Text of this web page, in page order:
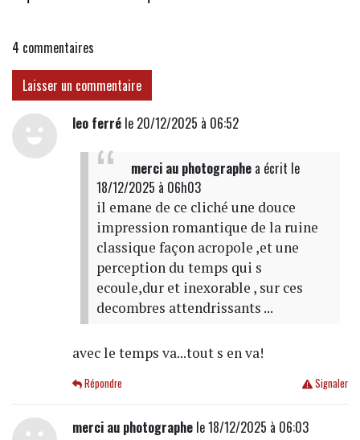
4 commentaires
Laisser un commentaire
leo ferréle 20/12/2025 à 06:52
merci au photographea écrit le
18/12/2025 à 06h03
il emane de ce cliché une douce
impression romantique de la ruine
classique façon acropole ,et une
perception du temps qui s
ecoule,dur et inexorable , sur ces
decombres attendrissants ...
avec le temps va...tout s en va!
Signaler
Répondre
merci au photographele 18/12/2025 à 06:03